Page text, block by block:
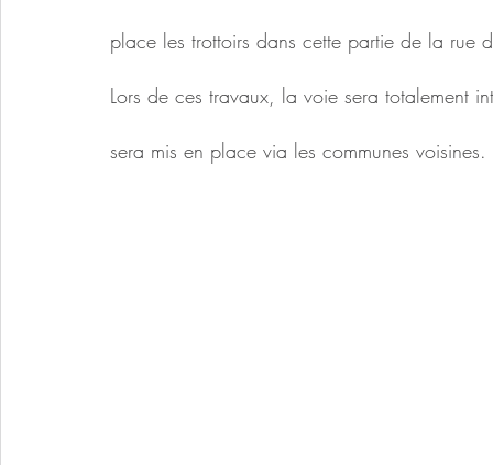
place les trottoirs dans cette partie de la rue
Lors de ces travaux, la voie sera totalement
sera mis en place via les communes voisines.